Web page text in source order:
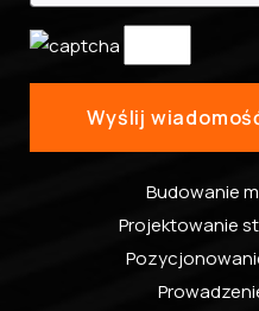
Budowanie
Projektowanie